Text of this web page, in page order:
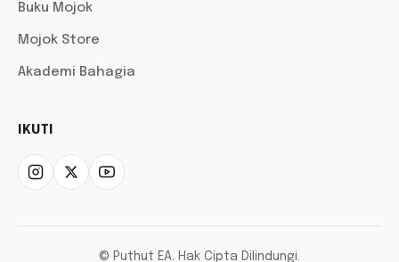
Buku Mojok
Mojok Store
Akademi Bahagia
IKUTI
© Puthut EA. Hak Cipta Dilindungi.